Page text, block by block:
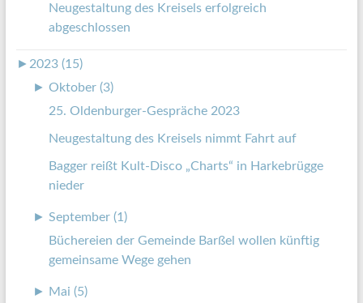
Neugestaltung des Kreisels erfolgreich
abgeschlossen
► 2023 (15)
► Oktober (3)
25. Oldenburger-Gespräche 2023
Neugestaltung des Kreisels nimmt Fahrt auf
Bagger reißt Kult-Disco „Charts“ in Harkebrügge
nieder
► September (1)
Büchereien der Gemeinde Barßel wollen künftig
gemeinsame Wege gehen
► Mai (5)